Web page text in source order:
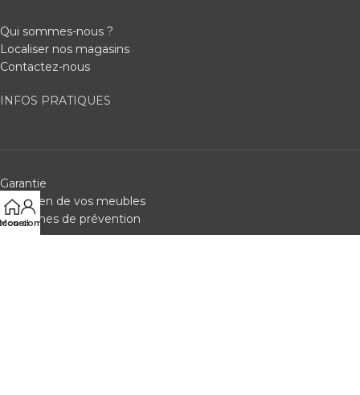
Qui sommes-nous ?
Localiser nos magasins
Contactez-nous
INFOS PRATIQUES
Garantie
Entretien de vos meubles
Consignes de prévention
compte